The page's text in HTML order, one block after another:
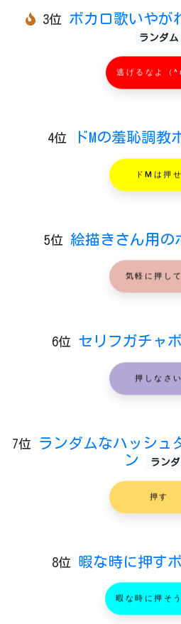
3位 ボカロ歌いやが
ランダム
逃げるなよ（
4位 ドMの羞恥調教
ドMは押せ
5位 絵描きさん用の
気軽に押し
6位 セリフガチャ
押しなさい
7位
ランダムなハッシュ
ン
ラン
押す
8位 暇な時に押す
暇な時に押そ